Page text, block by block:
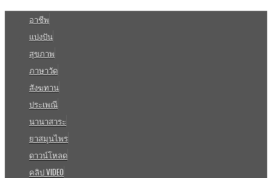
อาชีพ
แบ่งปัน
สุขภาพ
ภาษาวัด
สังฆทาน
ประเพณี
นานาสาระ
ยาสมุนไพร
ดาวน์โหลด
คลิป VIDEO